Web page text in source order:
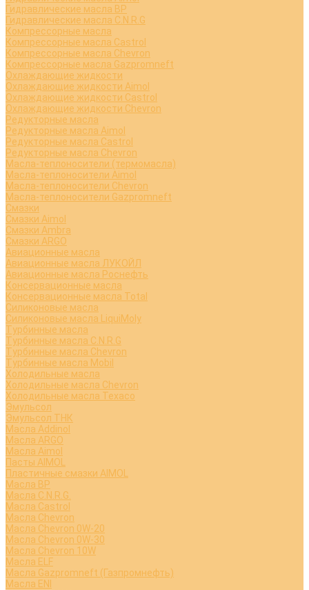
Гидравлические масла BP
Гидравлические масла C.N.R.G
Компрессорные масла
Компрессорные масла Castrol
Компрессорные масла Chevron
Компрессорные масла Gazpromneft
Охлаждающие жидкости
Охлаждающие жидкости Aimol
Охлаждающие жидкости Castrol
Охлаждающие жидкости Chevron
Редукторные масла
Редукторные масла Aimol
Редукторные масла Castrol
Редукторные масла Chevron
Масла-теплоносители (термомасла)
Масла-теплоносители Aimol
Масла-теплоносители Chevron
Масла-теплоносители Gazpromneft
Смазки
Смазки Aimol
Смазки Ambra
Смазки ARGO
Авиационные масла
Авиационные масла ЛУКОЙЛ
Авиационные масла Роснефть
Консервационные масла
Консервационные масла Total
Силиконовые масла
Силиконовые масла LiquiMoly
Турбинные масла
Турбинные масла C.N.R.G
Турбинные масла Chevron
Турбинные масла Mobil
Холодильные масла
Холодильные масла Chevron
Холодильные масла Texaco
Эмульсол
Эмульсол ТНК
Масла Addinol
Масла ARGO
Масла Aimol
Пасты AIMOL
Пластичные смазки AIMOL
Масла BP
Масла C.N.R.G.
Масла Castrol
Масла Chevron
Масла Chevron 0W-20
Масла Chevron 0W-30
Масла Chevron 10W
Масла ELF
Масла Gazpromneft (Газпромнефть)
Масла ENI